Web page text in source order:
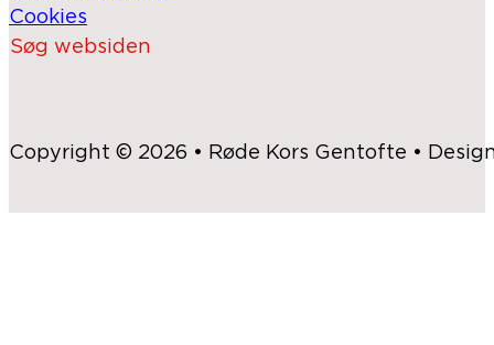
Cookies
Søg websiden
Copyright © 2026 • Røde Kors Gentofte •